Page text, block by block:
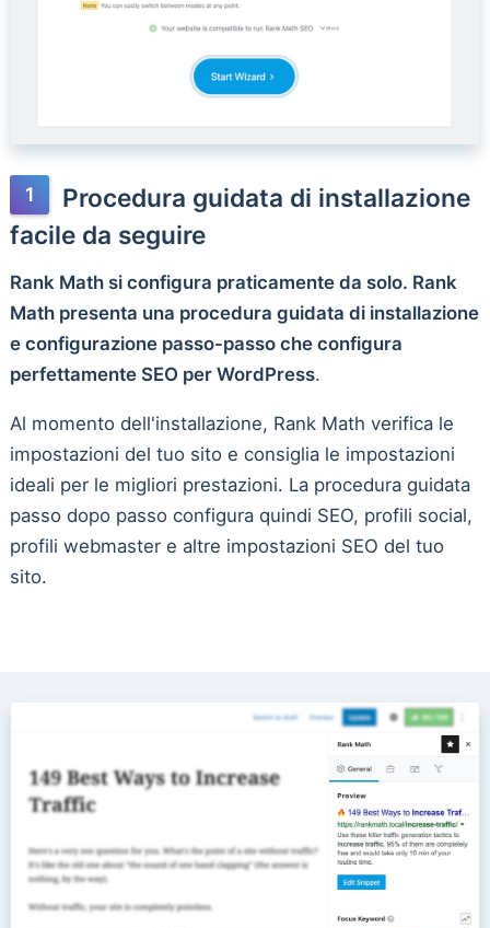
Procedura guidata di installazione
facile da seguire
Rank Math si configura praticamente da solo. Rank
Math presenta una procedura guidata di installazione
e configurazione passo-passo che configura
perfettamente SEO per WordPress.
Al momento dell'installazione, Rank Math verifica le
impostazioni del tuo sito e consiglia le impostazioni
ideali per le migliori prestazioni. La procedura guidata
passo dopo passo configura quindi SEO, profili social,
profili webmaster e altre impostazioni SEO del tuo
sito.